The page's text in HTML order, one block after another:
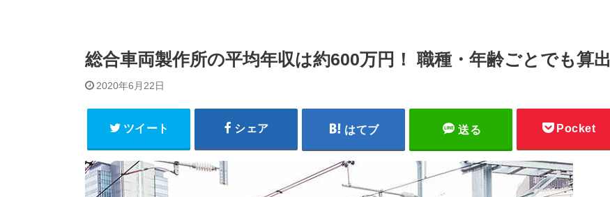
総合車両製作所の平均年収は約600万円！ 職種・年齢ごとでも算出
2020年6月22日
ツイート シェア はてブ 送る Pocket